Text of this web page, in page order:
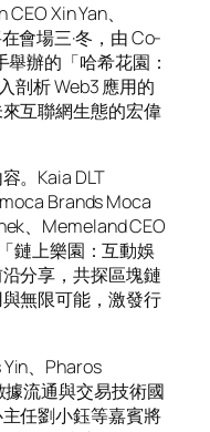
Xin Yan、
會場三·冬，由 Co-
辦的「哈希花園：
剖析 Web3 應用的
互聯網生態的宏偉
。Kaia DLT
Brands Moca
、Memeland CEO
鏈上樂園：互動娛
分享，共探區塊鏈
無限可能，激發行
、Pharos
據流通與交易技術國
任劉小鈺等嘉賓將